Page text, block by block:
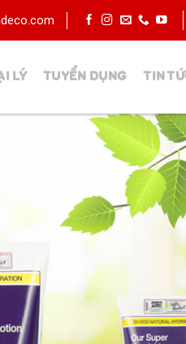
LÝ TUYỂN DỤNG TIN